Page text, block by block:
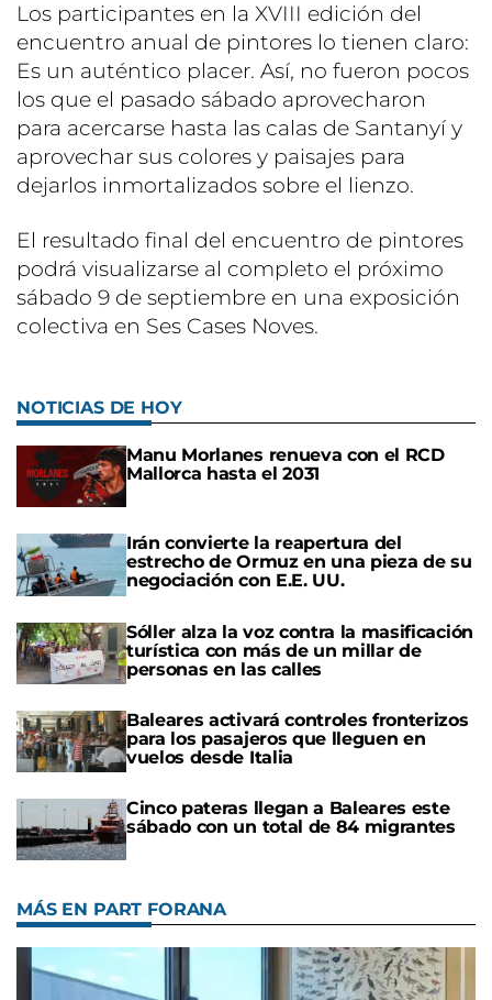
Los participantes en la XVIII edición del
encuentro anual de pintores lo tienen claro:
Es un auténtico placer. Así, no fueron pocos
los que el pasado sábado aprovecharon
para acercarse hasta las calas de Santanyí y
aprovechar sus colores y paisajes para
dejarlos inmortalizados sobre el lienzo.
El resultado final del encuentro de pintores
podrá visualizarse al completo el próximo
sábado 9 de septiembre en una exposición
colectiva en Ses Cases Noves.
NOTICIAS DE HOY
Manu Morlanes renueva con el RCD
Mallorca hasta el 2031
Irán convierte la reapertura del
estrecho de Ormuz en una pieza de su
negociación con E.E. UU.
Sóller alza la voz contra la masificación
turística con más de un millar de
personas en las calles
Baleares activará controles fronterizos
para los pasajeros que lleguen en
vuelos desde Italia
Cinco pateras llegan a Baleares este
sábado con un total de 84 migrantes
MÁS EN PART FORANA